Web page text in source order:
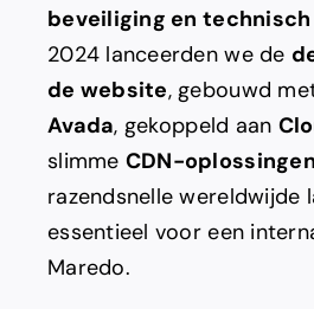
beveiliging en
2024 lanceerden we de
de website, gebouwd
Avada, gekoppeld aan
slimme CDN-oplossingen
razendsnelle wereldwijde
essentieel voor een
Maredo.